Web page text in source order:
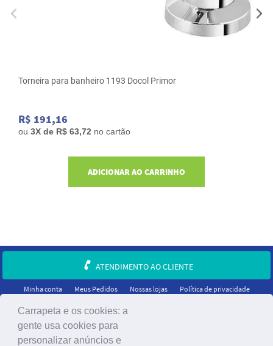
Torneira para banheiro 1193 Docol Primor
R$ 191,16
ou 3X de R$ 63,72 no cartão
ADICIONAR AO CARRINHO
ATENDIMENTO AO CLIENTE
Minha conta Meus Pedidos Nossas lojas Política de privacidade
Carrapeta e os cookies: a
gente usa cookies para
personalizar anúncios e